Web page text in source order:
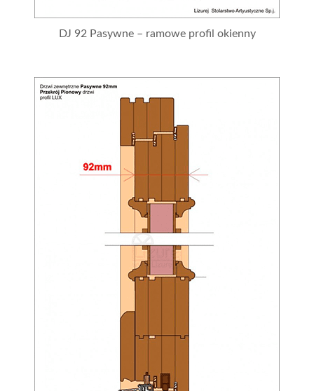
DJ 92 Pasywne – ramowe profil okienny